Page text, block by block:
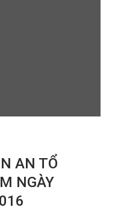
AN TỔ
NGÀY